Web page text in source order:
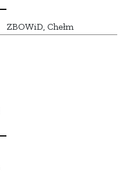
ZBOWiD, Chełm